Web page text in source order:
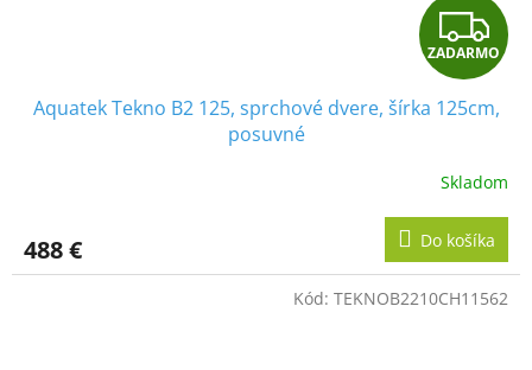
Z
A
D
A
R
M
ZADARMO
Aquatek Tekno B2 125, sprchové dvere, šírka 125cm,
posuvné
Skladom
488 € Do košíka
Kód: TEKNOB2210CH11562